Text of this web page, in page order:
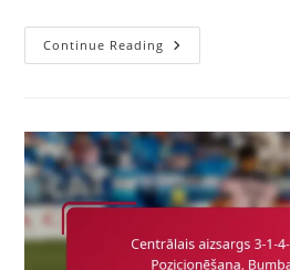
Continue Reading 3-
1-
Aizsardzības
Organizācija,
Spiediena
Taktika,
Pretuzbrukumi